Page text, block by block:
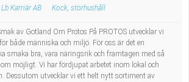
Lb Karriär AB Kock, storhushåll
av Gotland Om Protos På PROTOS utvecklar vi
både människa och miljö. För oss är det en
smaka bra, vara näringsrik och framtagen med så
möjligt. Vi har fördjupat arbetet inom lokal och
Dessutom utvecklar vi ett helt nytt sortiment av